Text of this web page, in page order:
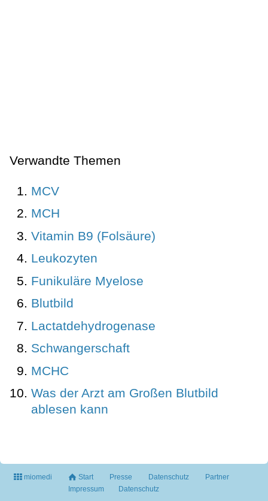
Verwandte Themen
MCV
MCH
Vitamin B9 (Folsäure)
Leukozyten
Funikuläre Myelose
Blutbild
Lactatdehydrogenase
Schwangerschaft
MCHC
Was der Arzt am Großen Blutbild
ablesen kann
miomedi Start Presse Datenschutz
Partner
Impressum
Datenschutz